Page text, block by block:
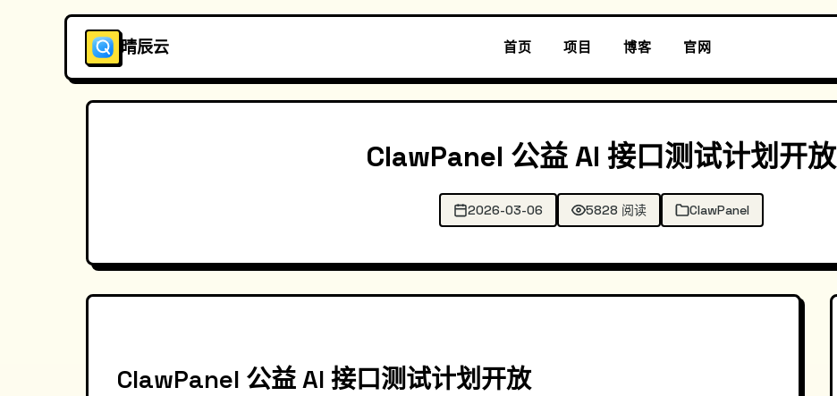
晴辰云 首页 项目 博客 官网
ClawPanel 公益 AI 接口测试计划开放
2026-03-06 5828 阅读 ClawPanel
ClawPanel 公益 AI 接口测试计划开放